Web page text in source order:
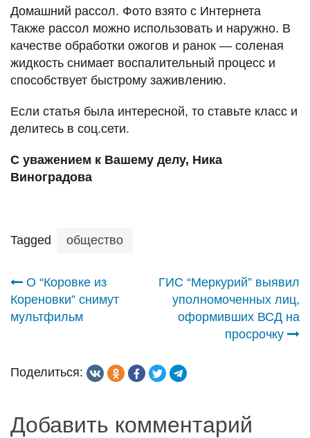
Домашний рассол. Фото взято с Интернета
Также рассол можно использовать и наружно. В
качестве обработки ожогов и ранок — соленая
жидкость снимает воспалительный процесс и
способствует быстрому заживлению.
Если статья была интересной, то ставьте класс и
делитесь в соц.сети.
С уважением к Вашему делу, Ника
Виноградова
Tagged общество
Навигация
по
О “Коровке из
Кореновки” снимут
мультфильм
ГИС “Меркурий” выявил
уполномоченных лиц,
оформивших ВСД на
просрочку
Поделиться:
Добавить комментарий